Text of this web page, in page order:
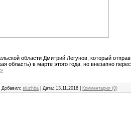
области Дмитрий Легунов, который
область) в марте этого года, но внезапно
Добавил: sluzhba Дата: 13.11.2016 Комментарии (0)